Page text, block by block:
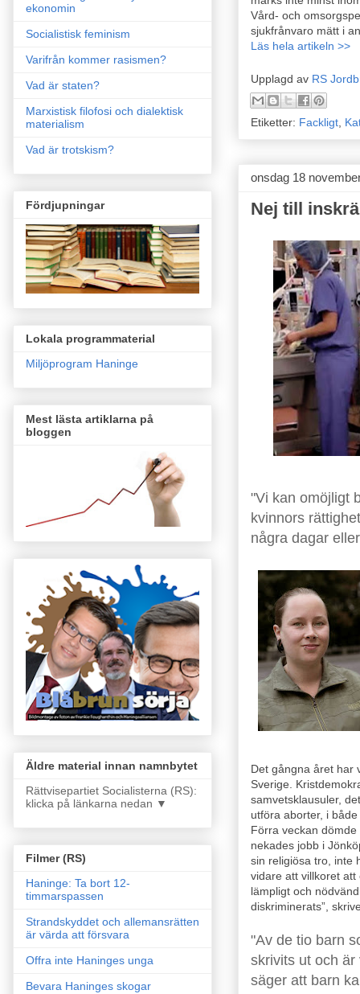
Vård- och
sjukfrånvaro mätt i
Läs hela artikeln >>
Upplagd av RS
Etiketter: Fackligt,
onsdag 18
Nej till
"Vi kan omöjligt
kvinnors
några dagar
Det gångna året har
Sverige.
samvetsklausuler,
utföra aborter, i
Förra veckan
nekades jobb i
sin religiösa tro, inte
vidare att villkoret
lämpligt och
diskriminerats”,
"Av de tio barn
skrivits ut och
säger att barn
ekonomin
Socialistisk feminism
Varifrån kommer rasismen?
Vad är staten?
Marxistisk filofosi och dialektisk
materialism
Vad är trotskism?
Fördjupningar
Lokala programmaterial
Miljöprogram Haninge
Mest lästa artiklarna på
bloggen
Äldre material innan namnbytet
Rättvisepartiet Socialisterna (RS):
klicka på länkarna nedan ▼
Filmer (RS)
Haninge: Ta bort 12-
timmarspassen
Strandskyddet och allemansrätten
är värda att försvara
Offra inte Haninges unga
Bevara Haninges skogar